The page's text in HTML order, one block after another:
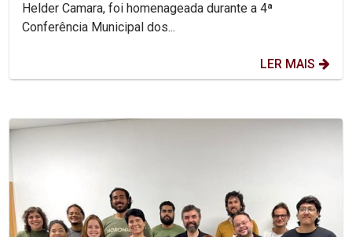
Helder Camara, foi homenageada durante a 4ª
Conferência Municipal dos...
LER MAIS